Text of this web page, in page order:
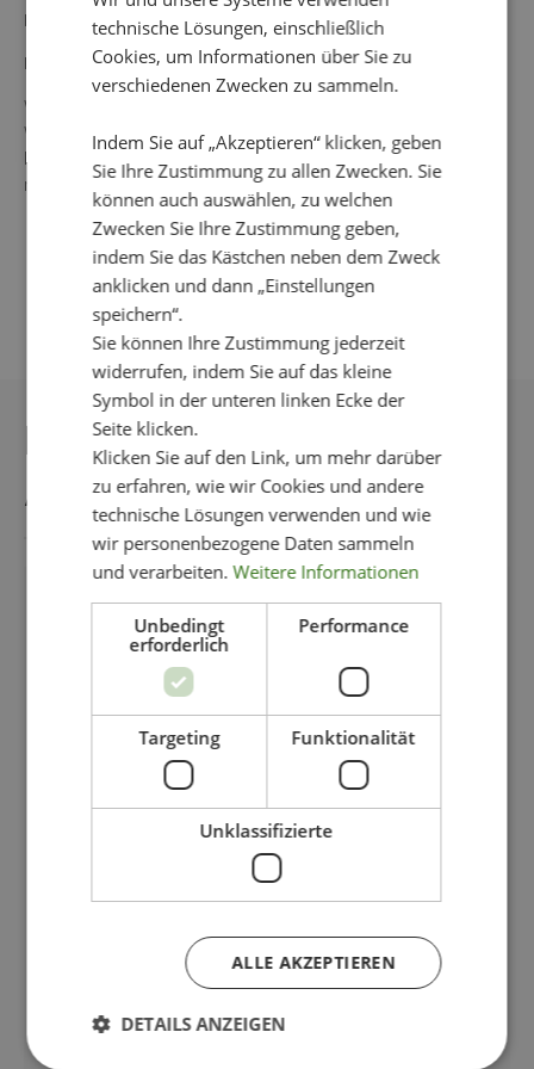
Farbe: Blau/ Grün
Material: 70 % Polyester 20 % Polyamid 10 % Spandex
Waschanleitung: 30° Feinwäsche, nicht im
Wäschetrockner trocknen, nicht einweichen, nicht
bleichen, Bügeln wird nicht empfohlen, nicht chemisch
reinigen.
DAS KÖNNTE IHNEN
AUCH GEFALLEN
-50%
technische Lösungen, einschließlich
Cookies, um Informationen über Sie zu
verschiedenen Zwecken zu sammeln.
Indem Sie auf „Akzeptieren“ klicken, geben
Sie Ihre Zustimmung zu allen Zwecken. Sie
können auch auswählen, zu welchen
Zwecken Sie Ihre Zustimmung geben,
indem Sie das Kästchen neben dem Zweck
anklicken und dann „Einstellungen
speichern“.
Sie können Ihre Zustimmung jederzeit
widerrufen, indem Sie auf das kleine
Symbol in der unteren linken Ecke der
Seite klicken.
Klicken Sie auf den Link, um mehr darüber
zu erfahren, wie wir Cookies und andere
technische Lösungen verwenden und wie
wir personenbezogene Daten sammeln
und verarbeiten.Weitere Informationen
Unbedingt
erforderlich
Performance
Targeting Funktionalität
Unklassifizierte
ALLE AKZEPTIEREN
DETAILS ANZEIGEN